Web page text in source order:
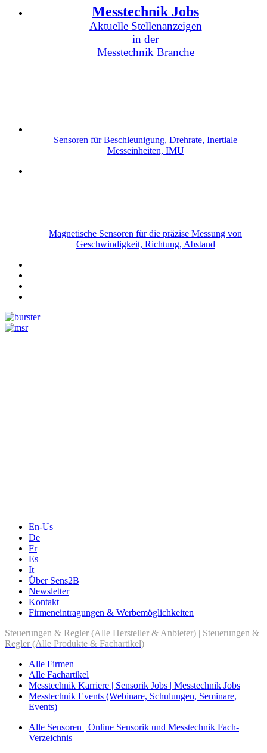
Messtechnik Jobs
Aktuelle Stellenanzeigen
in der
Messtechnik Branche
Sensoren für Beschleunigung, Drehrate, Inertiale
Messeinheiten, IMU
Magnetische Sensoren für die präzise Messung von
Geschwindigkeit, Richtung, Abstand
En-Us
De
Fr
Es
It
Über Sens2B
Newsletter
Kontakt
Firmeneintragungen & Werbemöglichkeiten
Steuerungen & Regler (Alle Hersteller & Anbieter) | Steuerungen &
Regler (Alle Produkte & Fachartikel)
Alle Firmen
Alle Fachartikel
Messtechnik Karriere | Sensorik Jobs | Messtechnik Jobs
Messtechnik Events (Webinare, Schulungen, Seminare,
Events)
Alle Sensoren | Online Sensorik und Messtechnik Fach-
Verzeichnis